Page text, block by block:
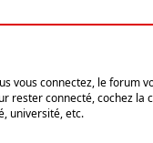
vous connectez, le forum
connecté, cochez la
université, etc.